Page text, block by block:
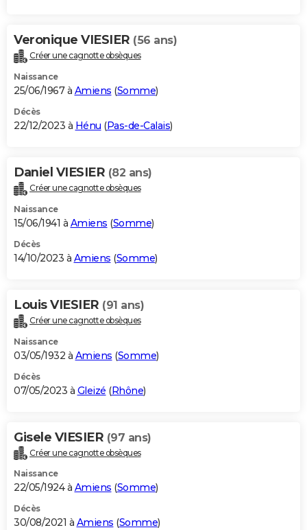
Carte de Noël
Carte Bonne année
Carte Saint-Valentin
Carte Pâques
Carte d'anniversaire
DICTIONNAIRE
Dictionnaire
Biographies
Citations
Expressions
Proverbes
PROGRAMME TV
S'inscrire
Se connecter
Lycées
Collèges
Primaires
Universités
Entreprises
Service militaire
Avis de recherche
AVIS DE DÉCÈS
Bricolage
Lifestyle
Culture
Sport
Auto
Television
Voyage
Cinema
Veronique VIESIER (56 ans)
Créer une cagnotte obsèques
Naissance
25/06/1967 à Amiens (Somme)
Décès
22/12/2023 à Hénu (Pas-de-Calais)
Daniel VIESIER (82 ans)
Créer une cagnotte obsèques
Naissance
15/06/1941 à Amiens (Somme)
Décès
14/10/2023 à Amiens (Somme)
Louis VIESIER (91 ans)
Créer une cagnotte obsèques
Naissance
03/05/1932 à Amiens (Somme)
Décès
07/05/2023 à Gleizé (Rhône)
Gisele VIESIER (97 ans)
Créer une cagnotte obsèques
Naissance
22/05/1924 à Amiens (Somme)
Décès
30/08/2021 à Amiens (Somme)